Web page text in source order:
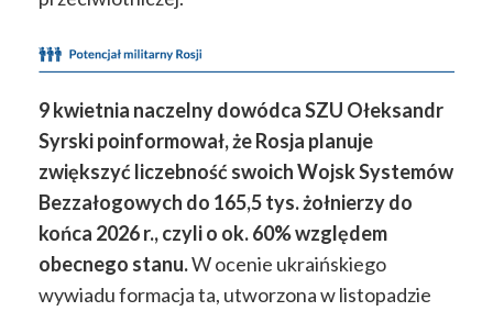
9 kwietnia naczelny dowódca SZU Ołeksandr
Syrski poinformował, że Rosja planuje
zwiększyć liczebność swoich Wojsk Systemów
Bezzałogowych do 165,5 tys. żołnierzy do
końca 2026 r., czyli o ok. 60% względem
obecnego stanu.W ocenie ukraińskiego
wywiadu formacja ta, utworzona w listopadzie